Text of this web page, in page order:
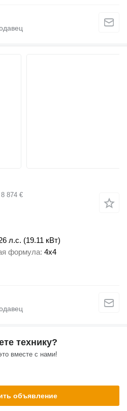
874 €
л.с. (19.11 кВт)
формула 4x4
технику?
вместе с нами!
объявление